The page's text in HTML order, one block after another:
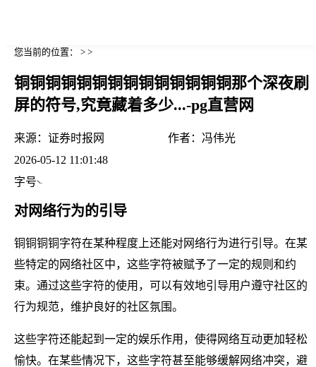
您当前的位置： > >
铜铜铜铜铜铜铜铜铜铜铜铜铜铜那个深夜刷
屏的符号,究竟藏着多少...-pg直营网
来源： 证券时报网 作者： 冯伟光
2026-05-12 11:01:48
字号
对网络行为的引导
铜铜铜铜字符在某种程度上还能对网络行为进行引导。在某
些特定的网络社区中，这些字符被赋予了一定的规则和约
束。通过这些字符的使用，可以有效地引导用户遵守社区的
行为规范，维护良好的社区氛围。
这些字符还能起到一定的娱乐作用，使得网络互动更加轻松
愉快。在某些情况下，这些字符甚至能够缓解网络冲突，避